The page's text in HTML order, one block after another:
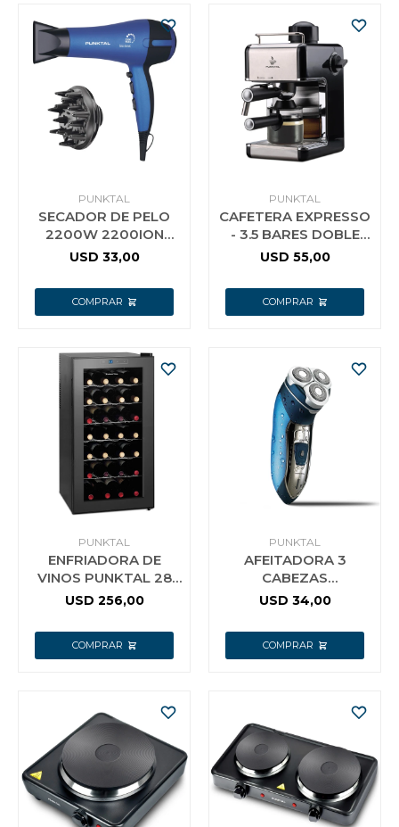
PUNKTAL
SECADOR DE PELO
2200W 2200ION
PUNKTAL F
USD 33,00
PUNKTAL
CAFETERA EXPRESSO
- 3.5 BARES DOBLE
PICO 4 TAZAS
USD 55,00
PUNKTAL
ENFRIADORA DE
VINOS PUNKTAL 28
BOTELLAS 70LTS
USD 256,00
PUNKTAL
AFEITADORA 3
CABEZAS
RECARGABLE
USD 34,00